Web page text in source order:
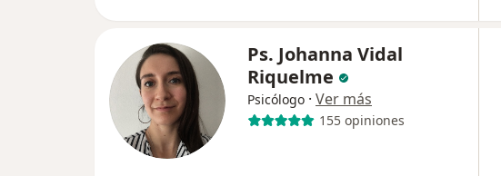
Ps. Johanna Vidal
Riquelme
Psicólogo · Ver más
155 opiniones